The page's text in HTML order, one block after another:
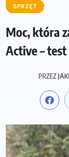
SPRZĘT
Moc, która
Active –
PRZEZ